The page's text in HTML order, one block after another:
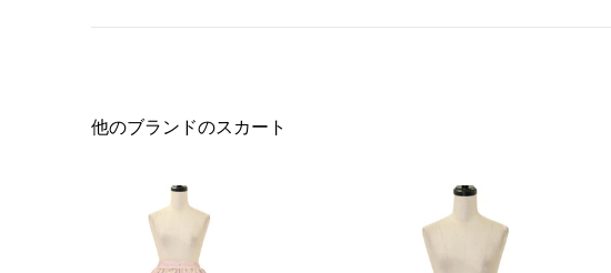
他のブランドのスカート